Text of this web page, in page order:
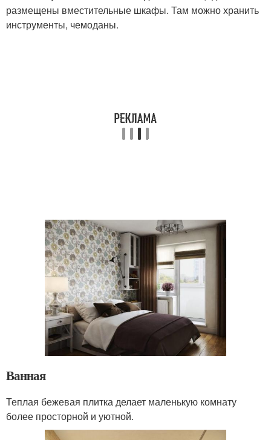
размещены вместительные шкафы. Там можно хранить
инструменты, чемоданы.
Ванная
Теплая бежевая плитка делает маленькую комнату
более просторной и уютной.